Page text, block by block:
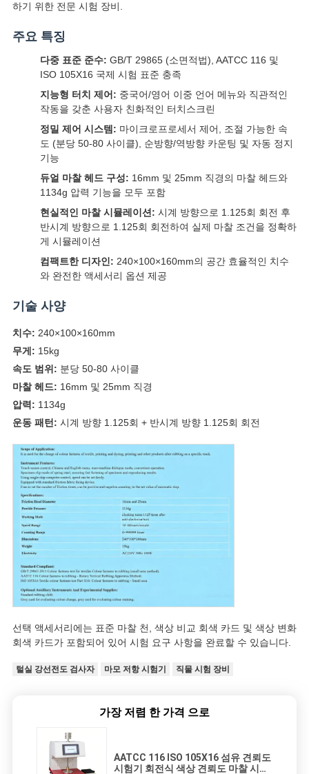
리
인
용
문
을
요
구
하
세
요
VR
SHOW
SITEMAP
PRIVACY
하기 위한 전문 시험 장비.
주요 특징
다중 표준 준수: GB/T 29865 (소면적법), AATCC 116 및
ISO 105X16 국제 시험 표준 충족
지능형 터치 제어: 중국어/영어 이중 언어 메뉴와 직관적인
작동을 갖춘 사용자 친화적인 터치스크린
정밀 제어 시스템: 마이크로프로세서 제어, 조절 가능한 속
도 (분당 50-80 사이클), 순방향/역방향 카운팅 및 자동 정지
기능
듀얼 마찰 헤드 구성: 16mm 및 25mm 직경의 마찰 헤드와
1134g 압력 기능을 모두 포함
현실적인 마찰 시뮬레이션: 시계 방향으로 1.125회 회전 후
반시계 방향으로 1.125회 회전하여 실제 마찰 조건을 정확하
게 시뮬레이션
컴팩트한 디자인: 240×100×160mm의 공간 효율적인 치수
와 완전한 액세서리 옵션 제공
기술 사양
치수: 240×100×160mm
무게: 15kg
속도 범위: 분당 50-80 사이클
마찰 헤드: 16mm 및 25mm 직경
압력: 1134g
운동 패턴: 시계 방향 1.125회 + 반시계 방향 1.125회 회전
선택 액세서리에는 표준 마찰 천, 색상 비교 회색 카드 및 색상 변화
회색 카드가 포함되어 있어 시험 요구 사항을 완료할 수 있습니다.
털실 강선전도 검사자 마모 저항 시험기 직물 시험 장비
가장 저렴 한 가격 으로
AATCC 116 ISO 105X16 섬유 견뢰도
시험기 회전식 색상 견뢰도 마찰 시험